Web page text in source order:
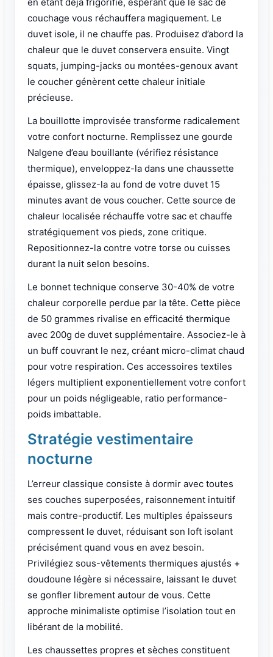
couchage vous réchauffera magiquement. Le
duvet isole, il ne chauffe pas. Produisez d’abord la
chaleur que le duvet conservera ensuite. Vingt
squats, jumping-jacks ou montées-genoux avant
le coucher génèrent cette chaleur initiale
précieuse.
La bouillotte improvisée transforme radicalement
votre confort nocturne. Remplissez une gourde
Nalgene d’eau bouillante (vérifiez résistance
thermique), enveloppez-la dans une chaussette
épaisse, glissez-la au fond de votre duvet 15
minutes avant de vous coucher. Cette source de
chaleur localisée réchauffe votre sac et chauffe
stratégiquement vos pieds, zone critique.
Repositionnez-la contre votre torse ou cuisses
durant la nuit selon besoins.
Le bonnet technique conserve 30-40% de votre
chaleur corporelle perdue par la tête. Cette pièce
de 50 grammes rivalise en efficacité thermique
avec 200g de duvet supplémentaire. Associez-le à
un buff couvrant le nez, créant micro-climat chaud
pour votre respiration. Ces accessoires textiles
légers multiplient exponentiellement votre confort
pour un poids négligeable, ratio performance-
poids imbattable.
Stratégie vestimentaire
nocturne
L’erreur classique consiste à dormir avec toutes
ses couches superposées, raisonnement intuitif
mais contre-productif. Les multiples épaisseurs
compressent le duvet, réduisant son loft isolant
précisément quand vous en avez besoin.
Privilégiez sous-vêtements thermiques ajustés +
doudoune légère si nécessaire, laissant le duvet
se gonfler librement autour de vous. Cette
approche minimaliste optimise l’isolation tout en
libérant de la mobilité.
Les chaussettes propres et sèches constituent